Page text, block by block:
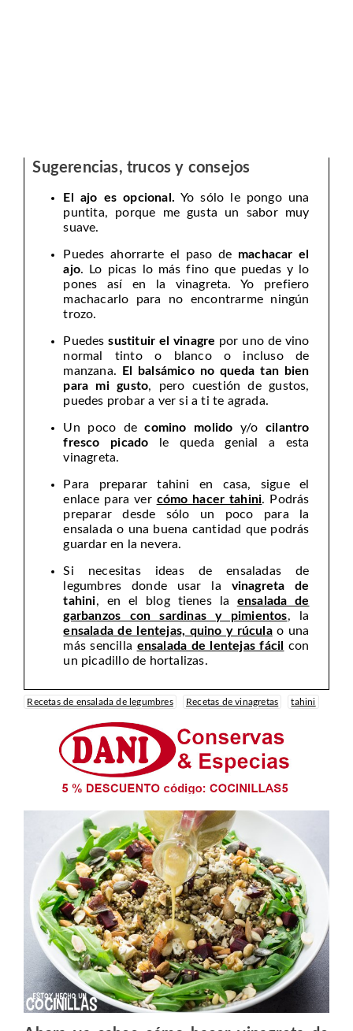
Sugerencias, trucos y consejos
El ajo es opcional. Yo sólo le pongo una
puntita, porque me gusta un sabor muy
suave.
Puedes ahorrarte el paso de machacar el
ajo. Lo picas lo más fino que puedas y lo
pones así en la vinagreta. Yo prefiero
machacarlo para no encontrarme ningún
trozo.
Puedessustituir el vinagre por uno de vino
normal tinto o blanco o incluso de
manzana.
El balsámico no queda tan bien
para mi gusto, pero cuestión de gustos,
puedes probar a ver si a ti te agrada.
Un poco decomino molido y/o cilantro
fresco picado le queda genial a esta
vinagreta.
Para preparar tahini en casa, sigue el
enlace para ver cómo hacer tahini. Podrás
preparar desde sólo un poco para la
ensalada o una buena cantidad que podrás
guardar en la nevera.
Si necesitas ideas de ensaladas de
legumbres donde usar la vinagreta de
tahini, en el blog tienes la ensalada de
garbanzos con sardinas y pimientos, la
ensalada de lentejas, quino y rúculao una
más sencilla ensalada de lentejas fácil
con
un picadillo de hortalizas.
Recetas de ensalada de legumbres Recetas de vinagretas tahini